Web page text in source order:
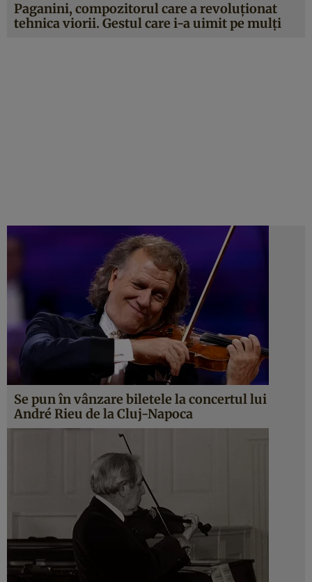
Paganini, compozitorul care a revoluționat
tehnica viorii. Gestul care i-a uimit pe mulți
Se pun în vânzare biletele la concertul lui
André Rieu de la Cluj-Napoca